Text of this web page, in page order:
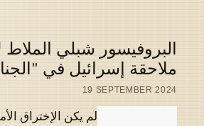
البروفيسور شبلي الملاط
ملاحقة إسرائيل في
19 SEPTEMBER 2024
لم يكن الإختراق